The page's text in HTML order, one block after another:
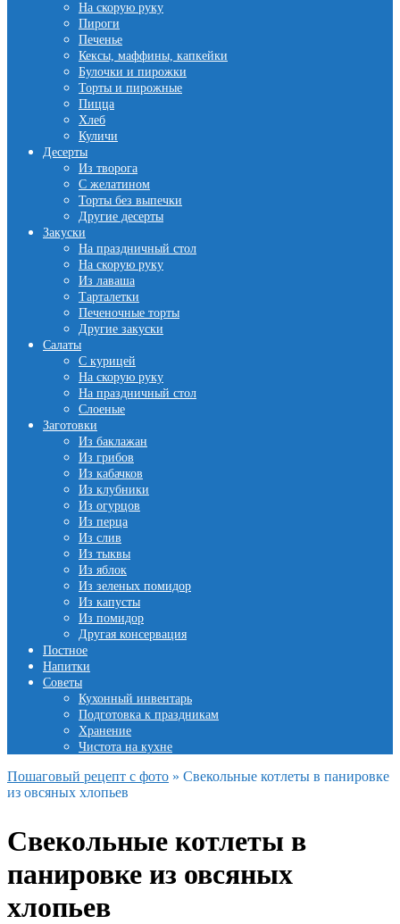
На скорую руку
Пироги
Печенье
Кексы, маффины, капкейки
Булочки и пирожки
Торты и пирожные
Пицца
Хлеб
Куличи
Десерты
Из творога
С желатином
Торты без выпечки
Другие десерты
Закуски
На праздничный стол
На скорую руку
Из лаваша
Тарталетки
Печеночные торты
Другие закуски
Салаты
С курицей
На скорую руку
На праздничный стол
Слоеные
Заготовки
Из баклажан
Из грибов
Из кабачков
Из клубники
Из огурцов
Из перца
Из слив
Из тыквы
Из яблок
Из зеленых помидор
Из капусты
Из помидор
Другая консервация
Постное
Напитки
Советы
Кухонный инвентарь
Подготовка к праздникам
Хранение
Чистота на кухне
Пошаговый рецепт с фото » Свекольные котлеты в панировке
из овсяных хлопьев
Свекольные котлеты в
панировке из овсяных
хлопьев